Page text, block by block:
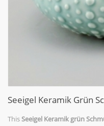
Seeigel Keramik Grün
ThisSeeigel Keramik grün